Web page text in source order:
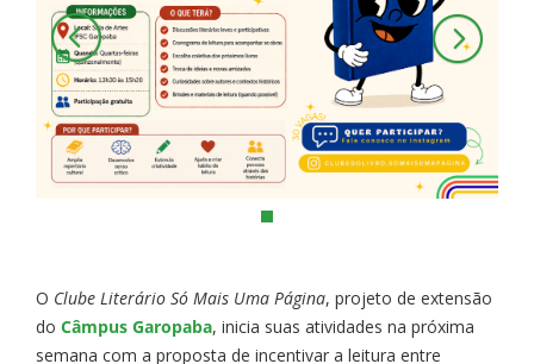
O Clube Literário Só Mais Uma Página, projeto de extensão
do Câmpus Garopaba, inicia suas atividades na próxima
semana com a proposta de incentivar a leitura entre